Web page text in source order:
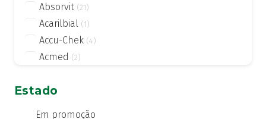
Absorvit (21)
Acarilbial (1)
Accu-Chek (4)
Acmed (2)
Actius
Estado
Em promoção